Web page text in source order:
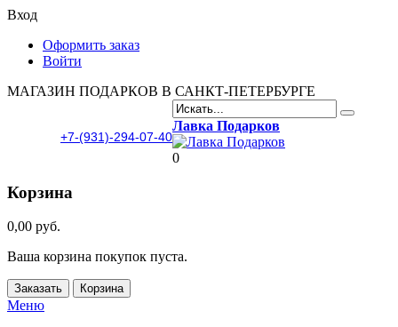
Вход
Оформить заказ
Войти
МАГАЗИН ПОДАРКОВ В САНКТ-ПЕТЕРБУРГЕ
+7-(931)-294-07-40
Лавка Подарков
0
Корзина
0,00 руб.
Ваша корзина покупок пуста.
Заказать Корзина
Меню